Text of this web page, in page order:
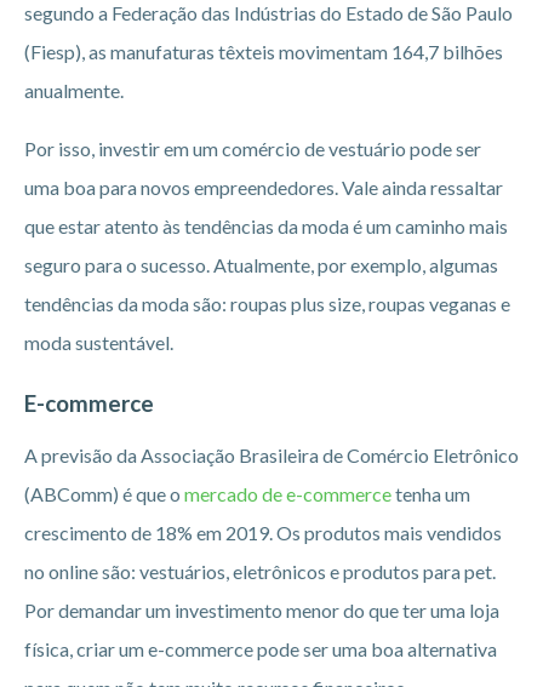
segundo a Federação das Indústrias do Estado de São Paulo
(Fiesp), as manufaturas têxteis movimentam 164,7 bilhões
anualmente.
Por isso, investir em um comércio de vestuário pode ser
uma boa para novos empreendedores. Vale ainda ressaltar
que estar atento às tendências da moda é um caminho mais
seguro para o sucesso. Atualmente, por exemplo, algumas
tendências da moda são: roupas plus size, roupas veganas e
moda sustentável.
E-commerce
A previsão da Associação Brasileira de Comércio Eletrônico
(ABComm) é que o mercado de e-commercetenha um
crescimento de 18% em 2019. Os produtos mais vendidos
no online são: vestuários, eletrônicos e produtos para pet.
Por demandar um investimento menor do que ter uma loja
física, criar um e-commerce pode ser uma boa alternativa